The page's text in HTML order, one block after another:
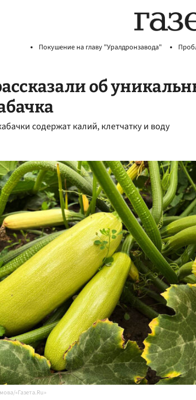
Покушение на главу "Уралдронзавода"
об
содержат калий, клетчатку и воду
«Газета.Ru»